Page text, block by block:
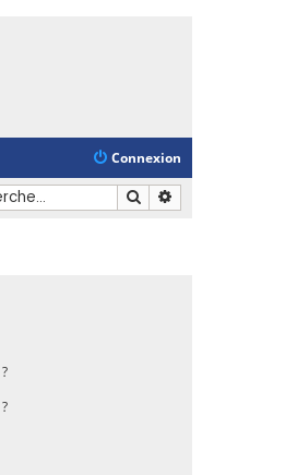
Connexion
Rechercher